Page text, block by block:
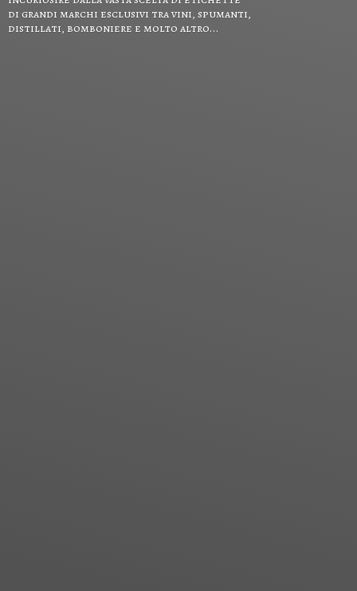
di grandi marchi esclusivi tra vini, spumanti,
distillati, bomboniere e molto altro...